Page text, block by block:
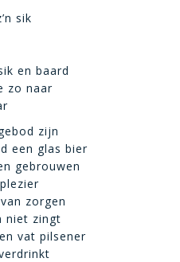
sik
en baard
zo naar
zijn
een glas bier
gebrouwen
zorgen
niet zingt
vat pilsener